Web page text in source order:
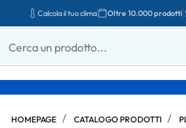
Calcola il tuo clima Oltre 10.000 prodotti
HOMEPAGE CATALOGO PRODOTTI